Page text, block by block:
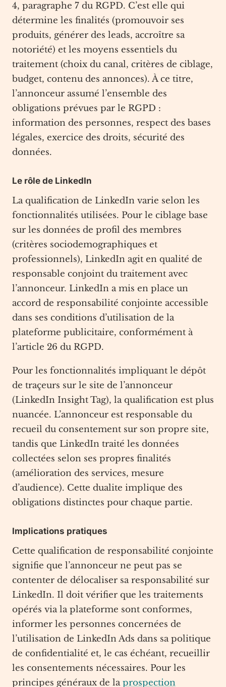
4, paragraphe 7 du RGPD. C’est elle qui
détermine les finalités (promouvoir ses
produits, générer des leads, accroître sa
notoriété) et les moyens essentiels du
traitement (choix du canal, critères de ciblage,
budget, contenu des annonces). À ce titre,
l’annonceur assumé l’ensemble des
obligations prévues par le RGPD :
information des personnes, respect des bases
légales, exercice des droits, sécurité des
données.
Le rôle de LinkedIn
La qualification de LinkedIn varie selon les
fonctionnalités utilisées. Pour le ciblage base
sur les données de profil des membres
(critères sociodemographiques et
professionnels), LinkedIn agit en qualité de
responsable conjoint du traitement avec
l’annonceur. LinkedIn a mis en place un
accord de responsabilité conjointe accessible
dans ses conditions d’utilisation de la
plateforme publicitaire, conformément à
l’article 26 du RGPD.
Pour les fonctionnalités impliquant le dépôt
de traçeurs sur le site de l’annonceur
(LinkedIn Insight Tag), la qualification est plus
nuancée. L’annonceur est responsable du
recueil du consentement sur son propre site,
tandis que LinkedIn traité les données
collectées selon ses propres finalités
(amélioration des services, mesure
d’audience). Cette dualite implique des
obligations distinctes pour chaque partie.
Implications pratiques
Cette qualification de responsabilité conjointe
signifie que l’annonceur ne peut pas se
contenter de délocaliser sa responsabilité sur
LinkedIn. Il doit vérifier que les traitements
opérés via la plateforme sont conformes,
informer les personnes concernées de
l’utilisation de LinkedIn Ads dans sa politique
de confidentialité et, le cas échéant, recueillir
les consentements nécessaires. Pour les
principes généraux de laprospection